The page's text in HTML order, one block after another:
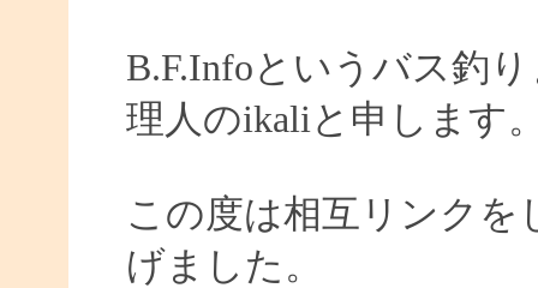
B.F.Infoというバス釣
理人のikaliと申します
この度は相互リンクを
げました。